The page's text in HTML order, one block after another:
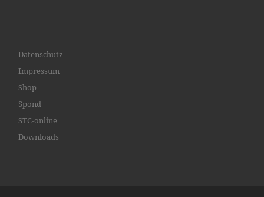
Datenschutz
Impressum
Shop
Spond
STC-online
Downloads